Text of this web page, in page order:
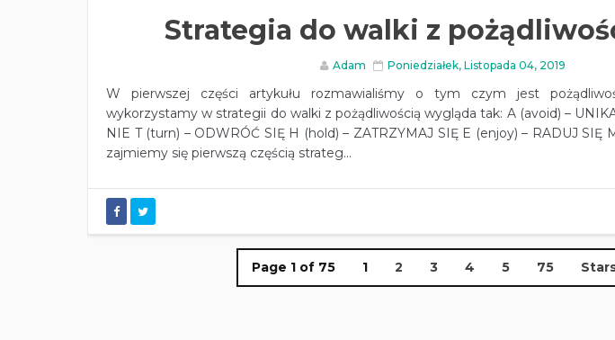
Strategia do walki z
Adam Poniedziałek, Listopada 04, 2019
W pierwszej części artykułu rozmawialiśmy o tym czym jest
wykorzystamy w strategii do walki z pożądliwością wygląda tak: A (avoid) –
NIE T (turn) – ODWRÓĆ SIĘ H (hold) – ZATRZYMAJ SIĘ E (enjoy) – RADUJ SIĘ
zajmiemy się pierwszą częścią strateg...
Page 1 of 75 1 2 3 4 5 75